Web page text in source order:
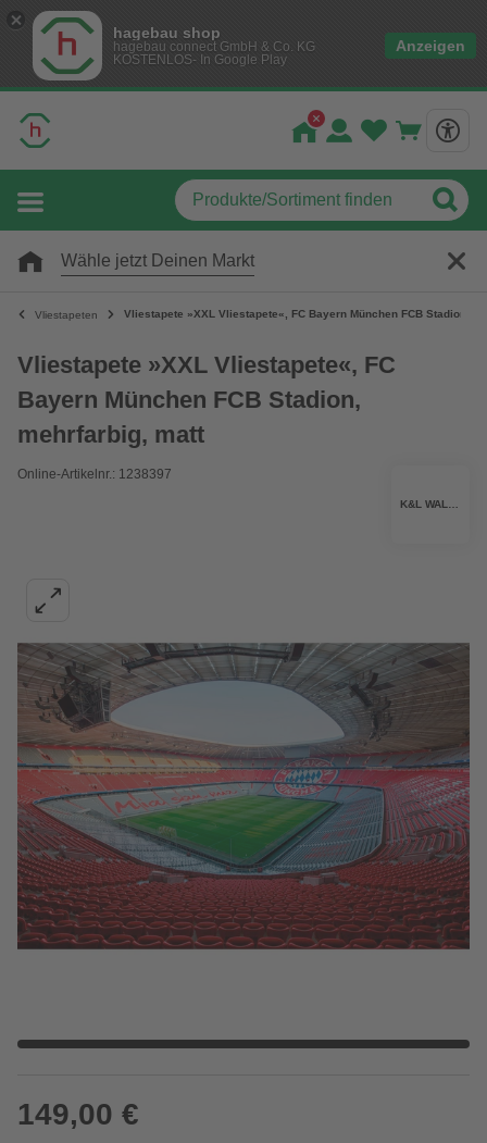
hagebau shop
hagebau connect GmbH & Co. KG
KOSTENLOS- In Google Play
Anzeigen
Wähle jetzt Deinen Markt
Vliestapeten Vliestapete »XXL Vliestapete«, FC Bayern München FCB Stadion,
Vliestapete »XXL Vliestapete«, FC
Bayern München FCB Stadion,
mehrfarbig, matt
Online-Artikelnr.: 1238397
149,00 €